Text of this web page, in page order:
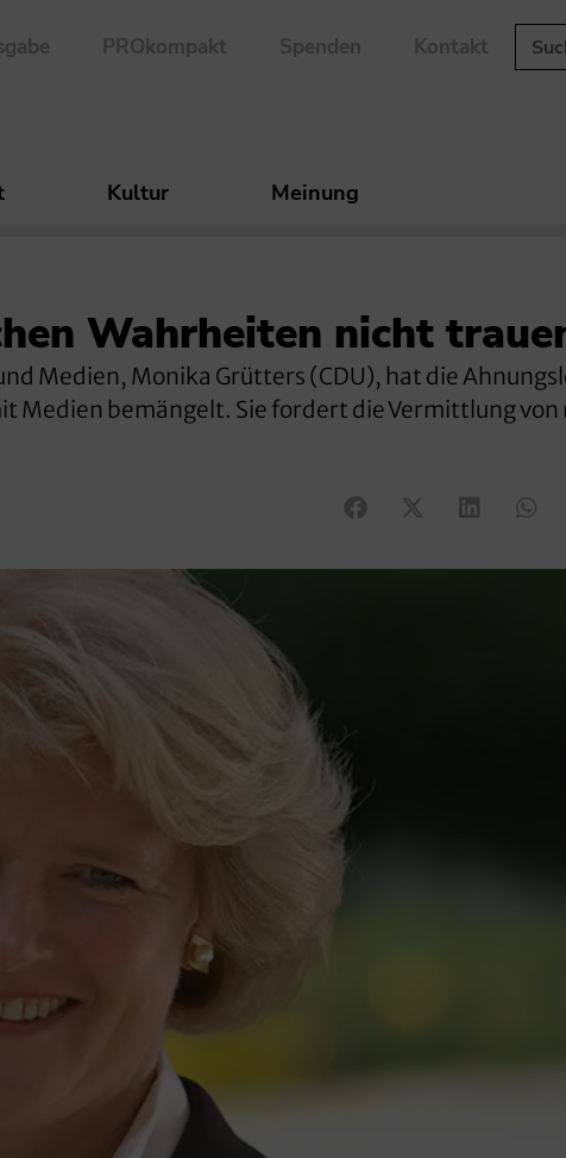
PROkompakt Spenden Kontakt
Kultur Meinung
Wahrheiten nicht
Medien, Monika Grütters (CDU), hat die
Medien bemängelt. Sie fordert die Vermittlung von